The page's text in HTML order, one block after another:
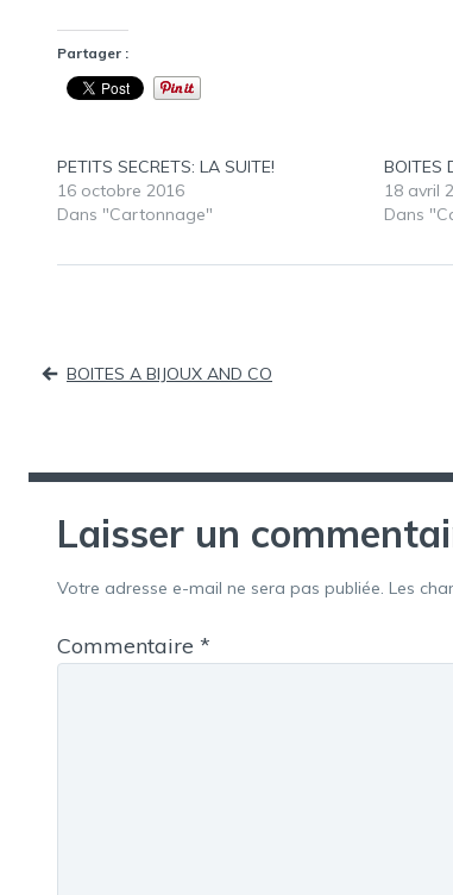
Partager :
PETITS SECRETS: LA SUITE!
16 octobre 2016
Dans "Cartonnage"
BOITES
18 avril
Dans
Navigation
l’article
BOITES A BIJOUX AND CO
Laisser un
Votre adresse e-mail ne sera pas publiée. Les
Commentaire *